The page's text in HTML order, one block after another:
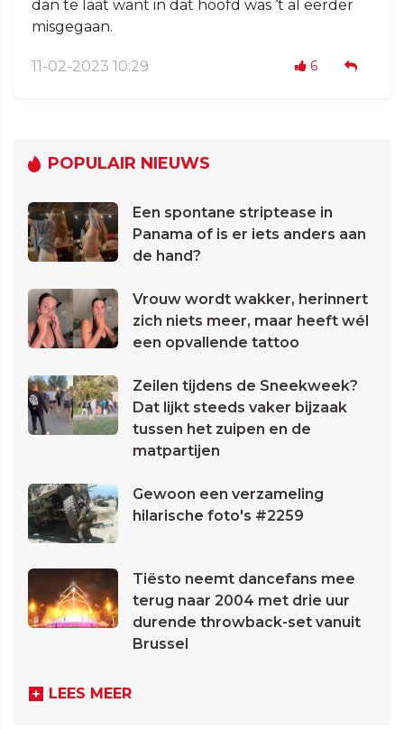
dan te laat want in dat hoofd was ‘t al eerder
misgegaan.
11-02-2023 10:29 6
POPULAIR NIEUWS
Een spontane striptease in
Panama of is er iets anders aan
de hand?
Vrouw wordt wakker, herinnert
zich niets meer, maar heeft wél
een opvallende tattoo
Zeilen tijdens de Sneekweek?
Dat lijkt steeds vaker bijzaak
tussen het zuipen en de
matpartijen
Gewoon een verzameling
hilarische foto's #2259
Tiësto neemt dancefans mee
terug naar 2004 met drie uur
durende throwback-set vanuit
Brussel
LEES MEER